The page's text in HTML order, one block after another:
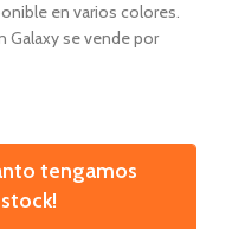
en varios colores.
Galaxy se vende por
tengamos